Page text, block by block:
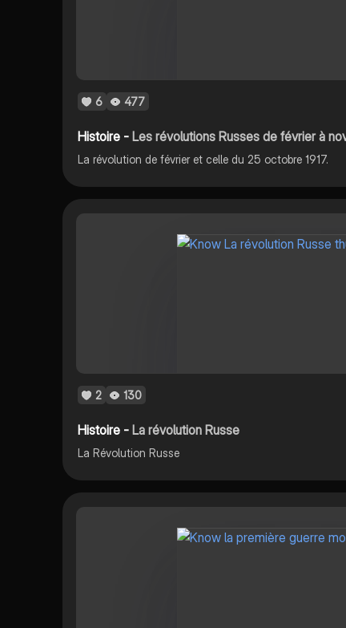
6 477
Histoire -Les révolutions Russes de février à
La révolution de février et celle du 25 octobre 1917.
2 130
Histoire -La révolution Russe
La Révolution Russe